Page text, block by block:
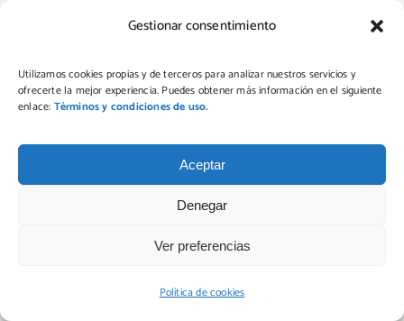
Gestionar consentimiento
Utilizamos cookies propias y de terceros para analizar nuestros servicios y
ofrecerte la mejor experiencia. Puedes obtener más información en el siguiente
enlace: Términos y condiciones de uso.
Aceptar
Denegar
Ver preferencias
Política de cookies
Nuevos productos veganos en
Mercadona
Restaurantes veganos Madrid
Jamón vegano